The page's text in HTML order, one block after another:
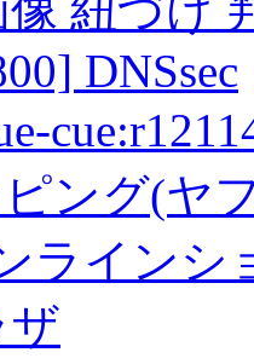
DNSsec
ング(ヤ
ラインシ
ザ